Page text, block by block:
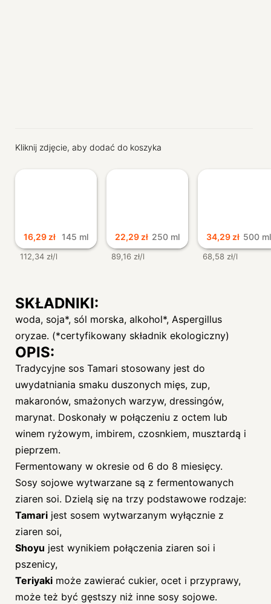
Kliknij zdjęcie, aby dodać do koszyka
16,29 zł 145 ml
112,34 zł/l
22,29 zł 250 ml
89,16 zł/l
34,29 zł 500 ml
68,58 zł/l
SKŁADNIKI:
woda, soja*, sól morska, alkohol*, Aspergillus
oryzae. (*certyfikowany składnik ekologiczny)
OPIS:
Tradycyjne sos Tamari stosowany jest do
uwydatniania smaku duszonych mięs, zup,
makaronów, smażonych warzyw, dressingów,
marynat. Doskonały w połączeniu z octem lub
winem ryżowym, imbirem, czosnkiem, musztardą i
pieprzem.
Fermentowany w okresie od 6 do 8 miesięcy.
Sosy sojowe wytwarzane są z fermentowanych
ziaren soi. Dzielą się na trzy podstawowe rodzaje:
Tamari jest sosem wytwarzanym wyłącznie z
ziaren soi,
Shoyu jest wynikiem połączenia ziaren soi i
pszenicy,
Teriyaki może zawierać cukier, ocet i przyprawy,
może też być gęstszy niż inne sosy sojowe.